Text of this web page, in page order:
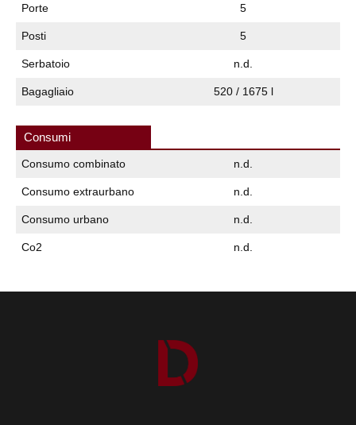
Porte 5
Posti 5
Serbatoio n.d.
Bagagliaio 520 / 1675 l
Consumi
Consumo combinato n.d.
Consumo extraurbano n.d.
Consumo urbano n.d.
Co2 n.d.